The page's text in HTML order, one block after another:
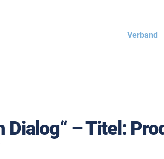
Verband
Dialog“ – Titel: